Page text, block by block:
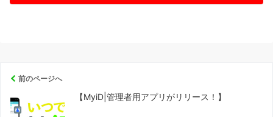
前のページへ
【MyiD|管理者用アプリがリリース！】